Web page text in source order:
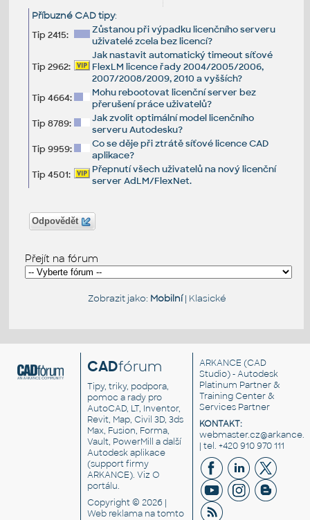
Příbuzné CAD tipy:
Tip 2415:
Zůstanou při výpadku licenčního serveru
uživatelé zcela bez licencí?
Tip 2962:
Jak nastavit automatický timeout síťové
FlexLM licence řady 2004/2005/2006,
2007/2008/2009, 2010 a vyšších?
Tip 4664:
Mohu rebootovat licenční server bez
přerušení práce uživatelů?
Tip 8789:
Jak zvolit optimální model licenčního
serveru Autodesku?
Tip 9959:
Co se děje při ztrátě síťové licence CAD
aplikace?
Tip 4501:
Přepnutí všech uživatelů na nový licenční
server AdLM/FlexNet.
Odpovědět
Přejít na fórum
Zobrazit jako: Mobilní| Klasické
CADfórum
Tipy, triky, podpora,
pomoc a rady pro
AutoCAD, LT, Inventor,
Revit, Map, Civil 3D, 3ds
Max, Fusion, Forma,
Vault, PowerMill a další
Autodesk aplikace
(support firmy
ARKANCE). VizO
portálu.
Copyright © 2026 |
Web reklama na tomto
ARKANCE (CAD
Studio) - Autodesk
Platinum Partner &
Training Center &
Services Partner
KONTAKT:
| tel. +420 910 970 111